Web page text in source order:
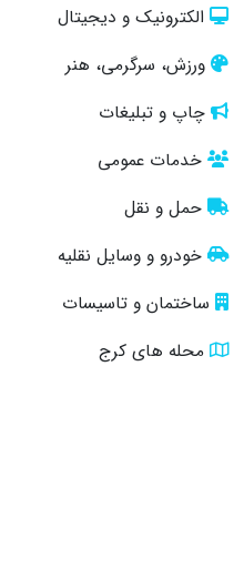
الکترونیک و دیجیتال
ورزش، سرگرمی، هنر
چاپ و تبلیغات
خدمات عمومی
حمل و نقل
خودرو و وسایل نقلیه
ساختمان و تاسیسات
محله های کرج